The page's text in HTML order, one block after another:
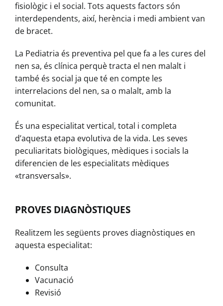
fisiològic i el social. Tots aquests factors són
interdependents, així, herència i medi ambient van
de bracet.
La Pediatria és preventiva pel que fa a les cures del
nen sa, és clínica perquè tracta el nen malalt i
també és social ja que té en compte les
interrelacions del nen, sa o malalt, amb la
comunitat.
És una especialitat vertical, total i completa
d’aquesta etapa evolutiva de la vida. Les seves
peculiaritats biològiques, mèdiques i socials la
diferencien de les especialitats mèdiques
«transversals».
PROVES DIAGNÒSTIQUES
Realitzem les següents proves diagnòstiques en
aquesta especialitat:
Consulta
Vacunació
Revisió